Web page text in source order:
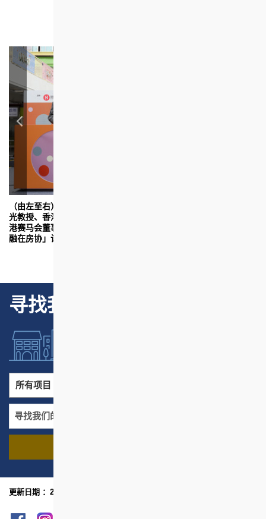
（由左至右）房协主席凌嘉勤教授、香港理工大学校长滕锦
光教授、香港特别行政区政府律政司副司长张国钧博士、香
港赛马会董事胡家骠及房协行政总裁陈钦勉一同为「跨代共
融在房协」计划揭幕。
寻找我们的项目
所有项目
网页指南
更新日期 ：2026年5月